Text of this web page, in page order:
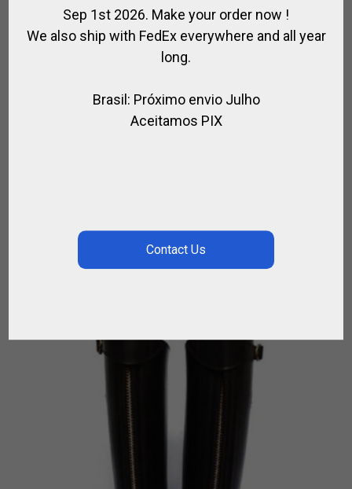
CASCO DE POLO,PARA EL JUGADOR
–€266.00
Sep 1st 2026. Make your order now !
We also ship with FedEx everywhere and all year
long.
Brasil: Próximo envio Julho
Aceitamos PIX